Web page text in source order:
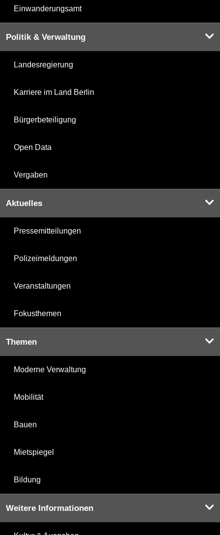
Einwanderungsamt
Politik & Verwaltung
Landesregierung
Karriere im Land Berlin
Bürgerbeteiligung
Open Data
Vergaben
Aktuelles
Pressemitteilungen
Polizeimeldungen
Veranstaltungen
Fokusthemen
Themen
Moderne Verwaltung
Mobilität
Bauen
Mietspiegel
Bildung
Weitere Informationen